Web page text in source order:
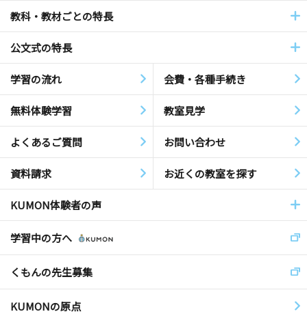
教科・教材ごとの特長
公文式の特長
学習の流れ 会費・各種手続き
無料体験学習 教室見学
よくあるご質問 お問い合わせ
資料請求 お近くの教室を探す
KUMON体験者の声
学習中の方へ
くもんの先生募集
KUMONの原点